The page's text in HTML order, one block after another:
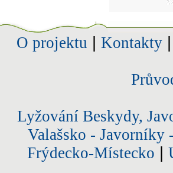
O projektu Kontakty|
Lyžování Beskydy,
Valašsko - Javorníky
Frýdecko-Místecko